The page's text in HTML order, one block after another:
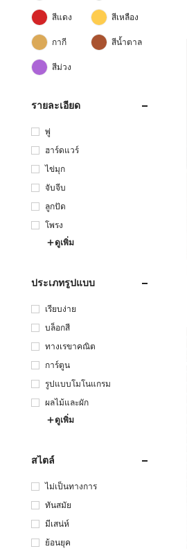
สีแดง สีเหลือง
กากี สีน้ำตาล
สีม่วง
รายละเอียด
พู่
ฮาร์ดแวร์
ไข่มุก
จับจีบ
ลูกปัด
โพรง
ดูเพิ่ม
ประเภทรูปแบบ
เรียบง่าย
บล็อกสี
ทางเรขาคณิต
การ์ตูน
รูปแบบโมโนแกรม
ผลไม้และผัก
ดูเพิ่ม
สไตล์
ไม่เป็นทางการ
ทันสมัย
มีเสน่ห์
ย้อนยุค